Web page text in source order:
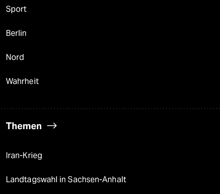
Sport
Berlin
Nord
Wahrheit
Themen
Iran-Krieg
Landtagswahl in Sachsen-Anhalt